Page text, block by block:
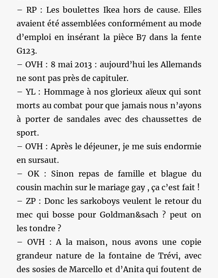
– RP : Les boulettes Ikea hors de cause. Elles
avaient été assemblées conformément au mode
d’emploi en insérant la pièce B7 dans la fente
G123.
– OVH : 8 mai 2013 : aujourd’hui les Allemands
ne sont pas près de capituler.
– YL : Hommage à nos glorieux aïeux qui sont
morts au combat pour que jamais nous n’ayons
à porter de sandales avec des chaussettes de
sport.
– OVH : Après le déjeuner, je me suis endormie
en sursaut.
– OK : Sinon repas de famille et blague du
cousin machin sur le mariage gay , ça c’est fait !
– ZP : Donc les sarkoboys veulent le retour du
mec qui bosse pour Goldman&sach ? peut on
les tondre ?
– OVH : A la maison, nous avons une copie
grandeur nature de la fontaine de Trévi, avec
des sosies de Marcello et d’Anita qui foutent de